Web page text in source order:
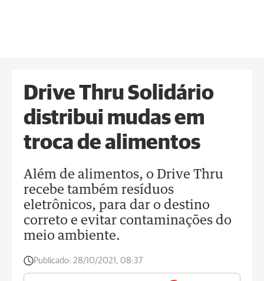
Drive Thru Solidário
distribui mudas em
troca de alimentos
Além de alimentos, o Drive Thru
recebe também resíduos
eletrônicos, para dar o destino
correto e evitar contaminações do
meio ambiente.
Publicado: 28/10/2021, 08:37